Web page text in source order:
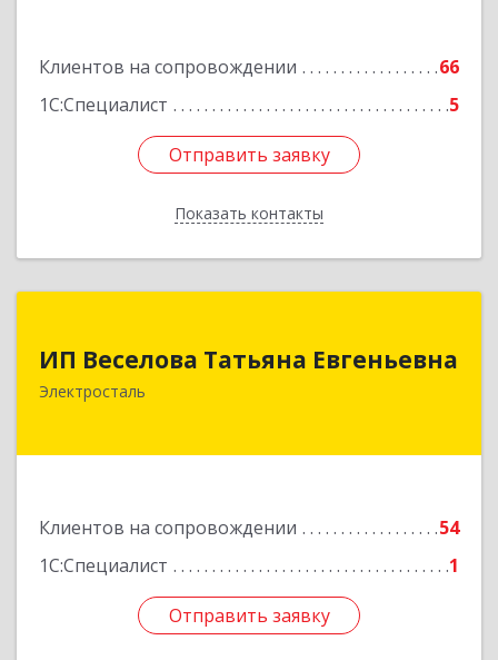
Клиентов на сопровождении
66
1С:Специалист
5
Отправить заявку
Показать контакты
Отправить заявку
Назад
ИП Веселова Татьяна Евгеньевна
Электросталь
Клиентов на сопровождении
54
1С:Специалист
1
Отправить заявку
Подробнее
Отправить заявку